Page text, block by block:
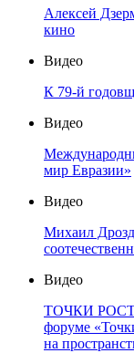
Алексей
кино
Видео
К 79-й
Видео
мир Евразии»
Видео
Михаил
Видео
ТОЧКИ
форуме
на